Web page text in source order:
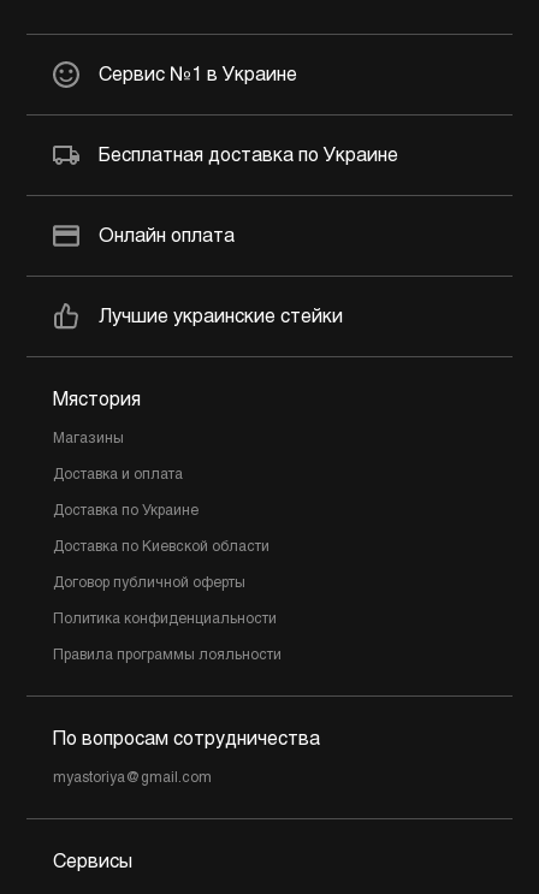
Сервис №1 в Украине
Бесплатная доставка по Украине
Онлайн оплата
Лучшие украинские стейки
Мястория
Магазины
Доставка и оплата
Доставка по Украине
Доставка по Киевской области
Договор публичной оферты
Политика конфиденциальности
Правила программы лояльности
По вопросам сотрудничества
myastoriya@gmail.com
Сервисы